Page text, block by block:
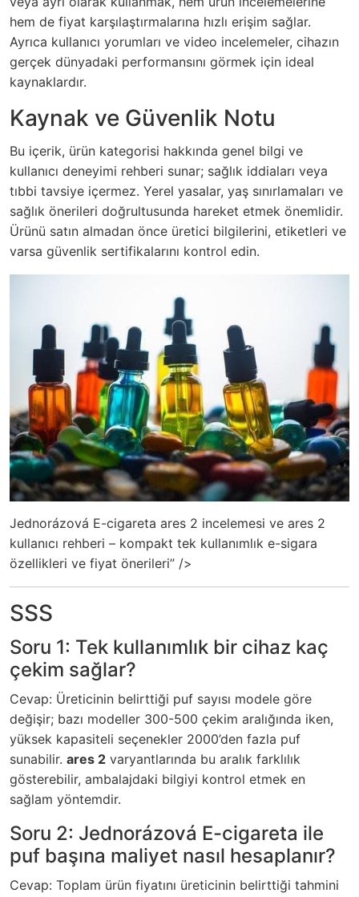
hem de fiyat karşılaştırmalarına hızlı erişim sağlar.
Ayrıca kullanıcı yorumları ve video incelemeler, cihazın
gerçek dünyadaki performansını görmek için ideal
kaynaklardır.
Kaynak ve Güvenlik Notu
Bu içerik, ürün kategorisi hakkında genel bilgi ve
kullanıcı deneyimi rehberi sunar; sağlık iddiaları veya
tıbbi tavsiye içermez. Yerel yasalar, yaş sınırlamaları ve
sağlık önerileri doğrultusunda hareket etmek önemlidir.
Ürünü satın almadan önce üretici bilgilerini, etiketleri ve
varsa güvenlik sertifikalarını kontrol edin.
Jednorázová E-cigareta ares 2 incelemesi ve ares 2
kullanıcı rehberi – kompakt tek kullanımlık e-sigara
özellikleri ve fiyat önerileri” />
SSS
Soru 1: Tek kullanımlık bir cihaz kaç
çekim sağlar?
Cevap: Üreticinin belirttiği puf sayısı modele göre
değişir; bazı modeller 300-500 çekim aralığında iken,
yüksek kapasiteli seçenekler 2000’den fazla puf
sunabilir. ares 2 varyantlarında bu aralık farklılık
gösterebilir, ambalajdaki bilgiyi kontrol etmek en
sağlam yöntemdir.
Soru 2: Jednorázová E-cigareta ile
puf başına maliyet nasıl hesaplanır?
Cevap: Toplam ürün fiyatını üreticinin belirttiği tahmini